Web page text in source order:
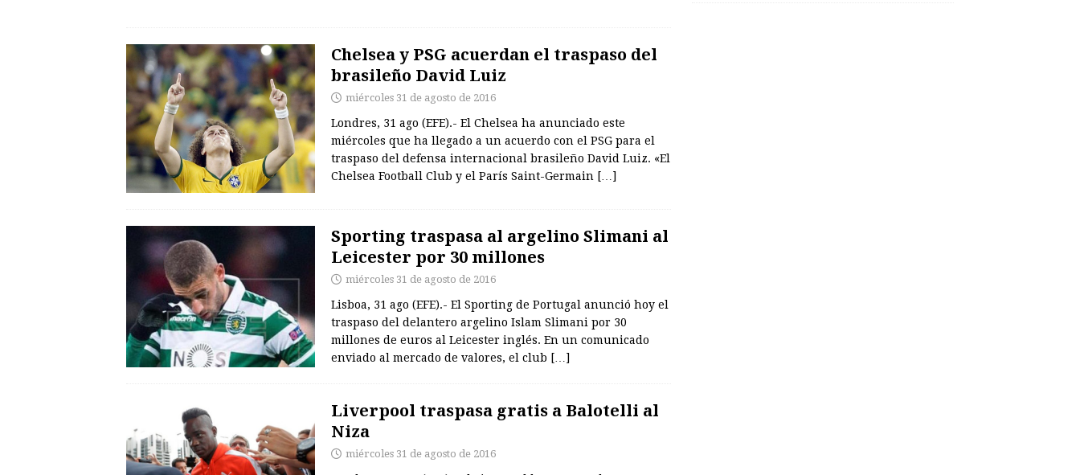
Chelsea y PSG acuerdan el traspaso del
brasileño David Luiz
miércoles 31 de agosto de 2016
Londres, 31 ago (EFE).- El Chelsea ha anunciado este
miércoles que ha llegado a un acuerdo con el PSG para el
traspaso del defensa internacional brasileño David Luiz. «El
Chelsea Football Club y el París Saint-Germain […]
Sporting traspasa al argelino Slimani al
Leicester por 30 millones
miércoles 31 de agosto de 2016
Lisboa, 31 ago (EFE).- El Sporting de Portugal anunció hoy el
traspaso del delantero argelino Islam Slimani por 30
millones de euros al Leicester inglés. En un comunicado
enviado al mercado de valores, el club […]
Liverpool traspasa gratis a Balotelli al
Niza
miércoles 31 de agosto de 2016